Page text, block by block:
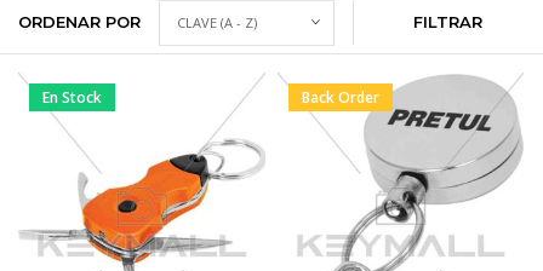
ORDENAR POR FILTRAR
En Stock Back Order